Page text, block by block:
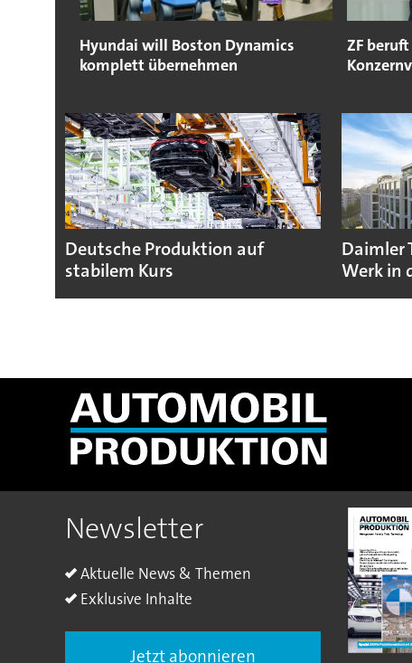
Hyundai will Boston Dynamics
komplett übernehmen
ZF
Deutsche Produktion auf
stabilem Kurs
Daimler
Werk in
Newsletter
Aktuelle News & Themen
Exklusive Inhalte
Jetzt abonnieren